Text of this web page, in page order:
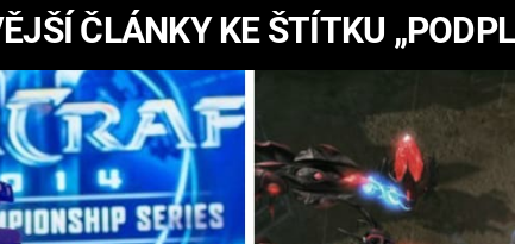
KINGDOM
COME:
DELIVERANCE
ESPORT
CHUCK
NORRIS
ČLÁNKY KE ŠTÍTKU